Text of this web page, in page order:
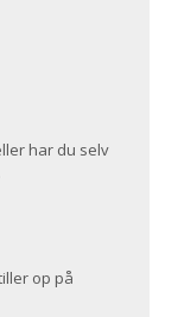
har du selv
op på